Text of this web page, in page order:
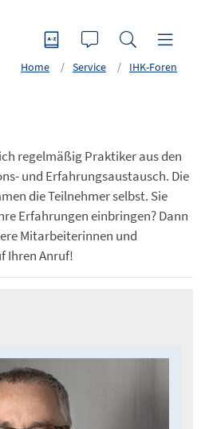
Home Service IHK-Foren
regelmäßig Praktiker aus den
und Erfahrungsaustausch. Die
die Teilnehmer selbst. Sie
Erfahrungen einbringen? Dann
Mitarbeiterinnen und
Ihren Anruf!